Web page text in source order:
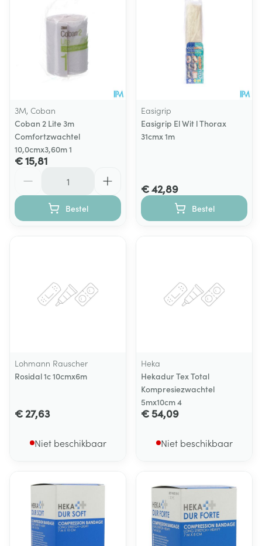
3M, Coban
Coban 2 Lite 3m
Comfortzwachtel
10,0cmx3,60m 1
€ 15,81
Bestel
Easigrip
Easigrip El Wit l Thorax
31cmx 1m
€ 42,89
Bestel
Lohmann Rauscher
Rosidal 1c 10cmx6m
€ 27,63
Niet beschikbaar
Heka
Hekadur Tex Total
Kompresiezwachtel
5mx10cm 4
€ 54,09
Niet beschikbaar